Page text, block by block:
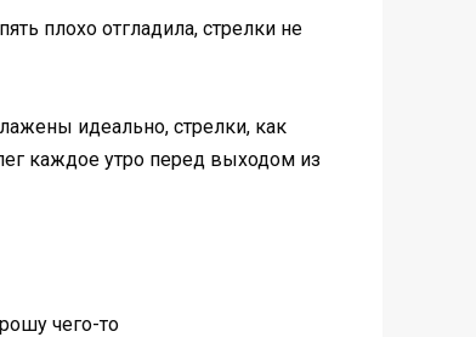
плохо отгладила, стрелки не
идеально, стрелки, как
каждое утро перед выходом из
чего-то